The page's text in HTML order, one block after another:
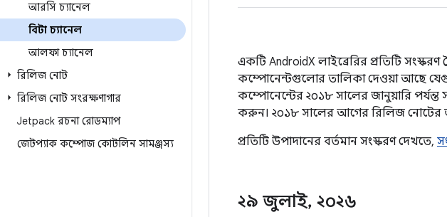
আরসি চ্যানেল
বিটা চ্যানেল
আলফা চ্যানেল
রিলিজ নোট
রিলিজ নোট সংরক্ষণাগার
Jetpack রচনা রোডম্যাপ
জেটপ্যাক কম্পোজ কোটলিন সামঞ্জস্য
একটি AndroidX লাইব্রেরির প্রতিটি
কম্পোনেন্টগুলোর তালিকা দেওয়া আছে
কম্পোনেন্টের ২০১৮ সালের জানুয়ারি পর্যন্ত
করুন। ২০১৮ সালের আগের রিলিজ নোটের
প্রতিটি উপাদানের বর্তমান সংস্করণ দেখতে,
২৯ জুলাই, ২০২৬